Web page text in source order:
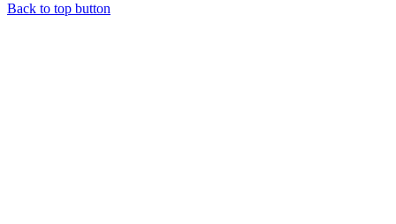
Back to top button